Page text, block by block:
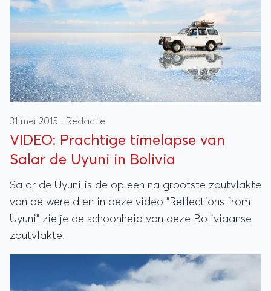
31 mei 2015 · Redactie
VIDEO: Prachtige timelapse van
Salar de Uyuni in Bolivia
Salar de Uyuni is de op een na grootste zoutvlakte
van de wereld en in deze video "Reflections from
Uyuni" zie je de schoonheid van deze Boliviaanse
zoutvlakte.